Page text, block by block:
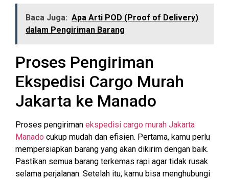
Baca Juga: Apa Arti POD (Proof of Delivery)
dalam Pengiriman Barang
Proses Pengiriman
Ekspedisi Cargo Murah
Jakarta ke Manado
Proses pengiriman ekspedisi cargo murah Jakarta
Manado cukup mudah dan efisien. Pertama, kamu perlu
mempersiapkan barang yang akan dikirim dengan baik.
Pastikan semua barang terkemas rapi agar tidak rusak
selama perjalanan. Setelah itu, kamu bisa menghubungi